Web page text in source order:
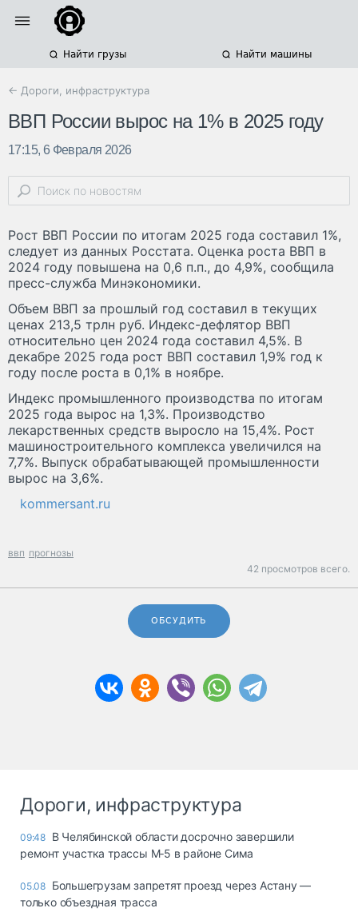
Найти грузы Найти машины
← Дороги, инфраструктура
ВВП России вырос на 1% в 2025 году
17:15, 6 Февраля 2026
Рост ВВП России по итогам 2025 года составил 1%,
следует из данных Росстата. Оценка роста ВВП в
2024 году повышена на 0,6 п.п., до 4,9%, сообщила
пресс-служба Минэкономики.
Объем ВВП за прошлый год составил в текущих
ценах 213,5 трлн руб. Индекс-дефлятор ВВП
относительно цен 2024 года составил 4,5%. В
декабре 2025 года рост ВВП составил 1,9% год к
году после роста в 0,1% в ноябре.
Индекс промышленного производства по итогам
2025 года вырос на 1,3%. Производство
лекарственных средств выросло на 15,4%. Рост
машиностроительного комплекса увеличился на
7,7%. Выпуск обрабатывающей промышленности
вырос на 3,6%.
kommersant.ru
ввп прогнозы
42 просмотров всего.
ОБСУДИТЬ
Дороги, инфраструктура
09:48 В Челябинской области досрочно завершили
ремонт участка трассы М‑5 в районе Сима
05.08 Большегрузам запретят проезд через Астану —
только объездная трасса